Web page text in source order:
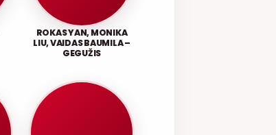
ROKAS YAN, MONIKA
LIU, VAIDAS BAUMILA –
GEGUŽIS